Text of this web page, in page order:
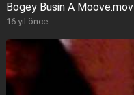
Bogey Busin A Moove.mov
16 yıl önce